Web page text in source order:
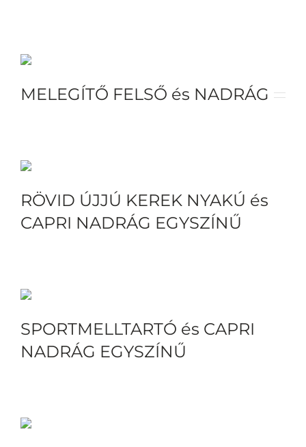
MELEGÍTŐ FELSŐ és NADRÁG
RÖVID ÚJJÚ KEREK NYAKÚ és
CAPRI NADRÁG EGYSZÍNŰ
SPORTMELLTARTÓ és CAPRI
NADRÁG EGYSZÍNŰ